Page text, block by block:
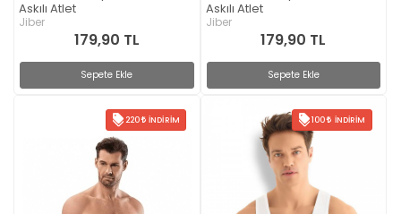
Askılı Atlet
Jiber
179,90 TL
Sepete Ekle
Askılı Atlet
Jiber
179,90 TL
Sepete Ekle
220 İNDIRIM 100 İNDIRIM